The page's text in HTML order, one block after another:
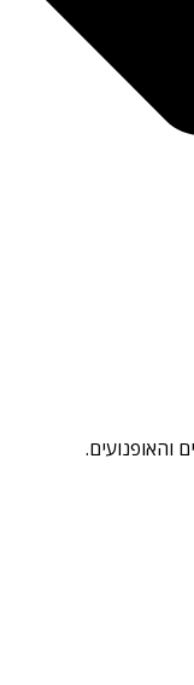
והאופנועים.